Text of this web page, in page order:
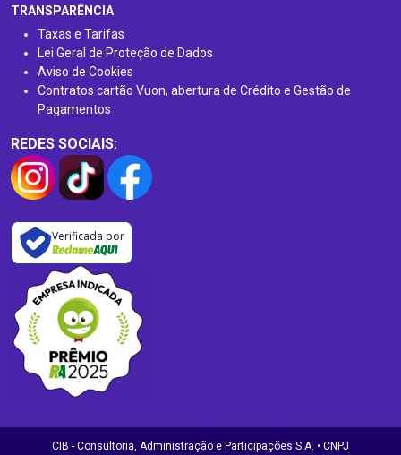
TRANSPARÊNCIA
Taxas e Tarifas
Lei Geral de Proteção de Dados
Aviso de Cookies
Contratos cartão Vuon, abertura de Crédito e Gestão de
Pagamentos
REDES SOCIAIS:
Verificada por
CIB - Consultoria, Administração e Participações S.A. • CNPJ